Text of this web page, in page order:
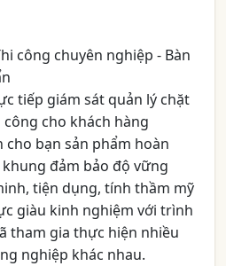
công chuyên nghiệp - Bàn
tiếp giám sát quản lý chặt
cho khách hàng
bạn sản phẩm hoàn
đảm bảo độ vững
tiện dụng, tính thầm mỹ
giàu kinh nghiệm với trình
tham gia thực hiện nhiều
nghiệp khác nhau.